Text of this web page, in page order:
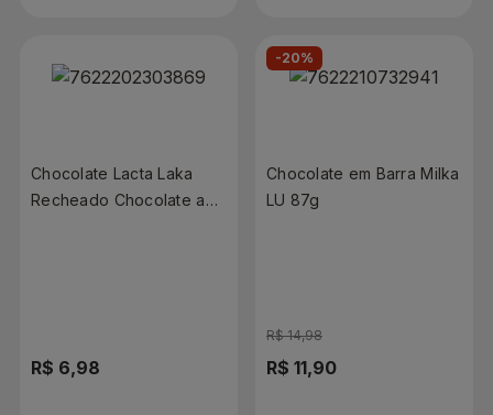
Chocolate Lacta Laka
Recheado Chocolate ao
R$ 6,98
-20%
Chocolate em Barra Milka
LU 87g
R$ 14,98
R$ 11,90